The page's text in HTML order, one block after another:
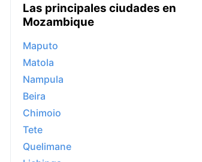
Las principales ciudades en
Mozambique
Maputo
Matola
Nampula
Beira
Chimoio
Tete
Quelimane